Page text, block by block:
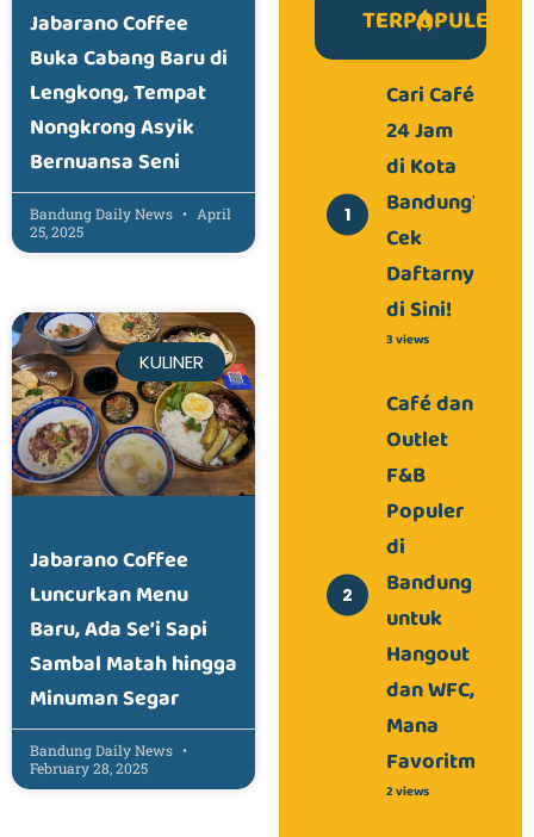
Jabarano Coffee
Buka Cabang Baru di
Lengkong, Tempat
Nongkrong Asyik
Bernuansa Seni
Bandung Daily News
April
25, 2025
KULINER
Jabarano Coffee
Luncurkan Menu
Baru, Ada Se’i Sapi
Sambal Matah hingga
Minuman Segar
Bandung Daily News
February 28, 2025
TERPOPULER
Cari Café
24 Jam
di Kota
Bandung?
Cek
Daftarnya
di Sini!
3 views
Café dan
Outlet
F&B
Populer
di
Bandung
untuk
Hangout
dan WFC,
Mana
Favoritmu?
2 views